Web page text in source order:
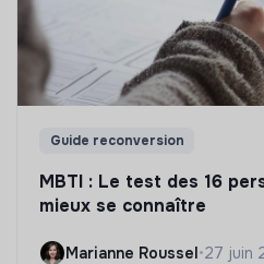
Guide reconversion
MBTI : Le test des 16
mieux se connaître
Marianne Roussel•27 juin